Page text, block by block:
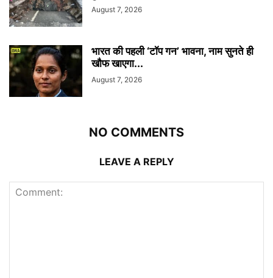
August 7, 2026
भारत की पहली ‘टॉप गन’ भावना, नाम सुनते ही
खौफ खाएगा...
August 7, 2026
NO COMMENTS
LEAVE A REPLY